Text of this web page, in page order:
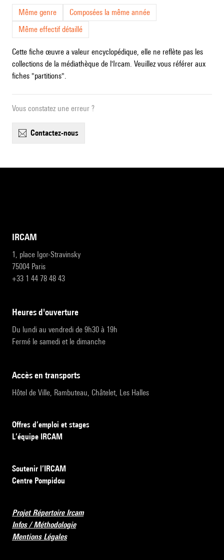
Même genre
Composées la même année
Même effectif détaillé
Cette fiche œuvre a valeur encyclopédique, elle ne reflète pas les
collections de la médiathèque de l'Ircam. Veuillez vous référer aux
fiches "partitions".
Vous constatez une erreur ?
contactez-nous
IRCAM
1, place Igor-Stravinsky
75004 Paris
+33 1 44 78 48 43
heures d'ouverture
Du lundi au vendredi de 9h30 à 19h
Fermé le samedi et le dimanche
accès en transports
Hôtel de Ville, Rambuteau, Châtelet, Les Halles
Offres d’emploi et stages
L’équipe IRCAM
Soutenir l’IRCAM
Centre Pompidou
Projet Répertoire Ircam
Infos / Méthodologie
Mentions Légales